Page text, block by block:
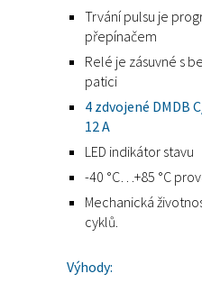
Trvání pulsu je
přepínačem
Relé je zásuvné s
patici
4 zdvojené DMDB
12 A
LED indikátor stavu
-40 °C…+85 °C
Mechanická
cyklů.
Výhody: